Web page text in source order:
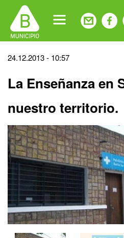
navigation
Back
top
24.12.2013 - 10:57
La Enseñanza en
nuestro territorio.